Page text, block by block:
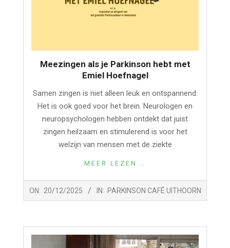
Meezingen als je Parkinson hebt met
Emiel Hoefnagel
Samen zingen is niet alleen leuk en ontspannend.
Het is ook goed voor het brein. Neurologen en
neuropsychologen hebben ontdekt dat juist
zingen heilzaam en stimulerend is voor het
welzijn van mensen met de ziekte
MEER LEZEN …
2025-
12-
ON: 20/12/2025 IN: PARKINSON CAFÉ UITHOORN